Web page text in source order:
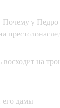
Почему у
на
его дамы